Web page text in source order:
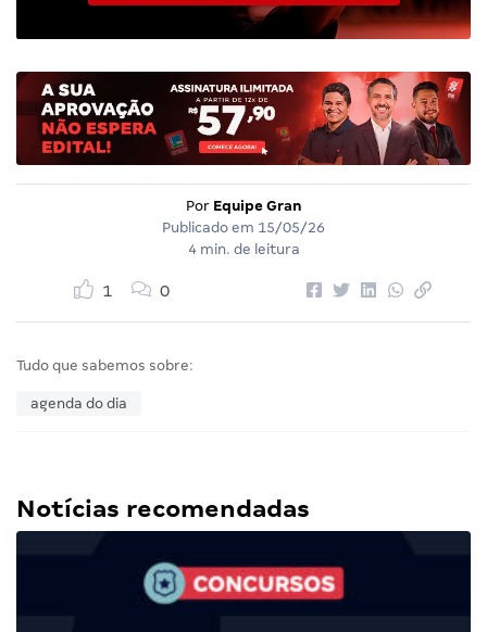
Por Equipe Gran
Publicado em 15/05/26
4 min. de leitura
1 0
Tudo que sabemos sobre:
agenda do dia
Notícias recomendadas